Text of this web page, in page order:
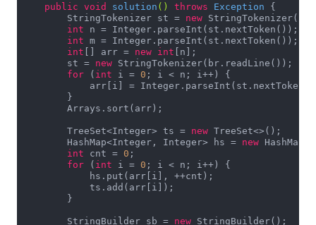
public void solution () throws Exception {
        StringTokenizer st =
new
int n = Integer.parseInt(st.nextToken());
int m = Integer.parseInt(st.nextToken());
int [] arr = new int [n];
        st =
new StringTokenizer(br.readLine());
for ( int i = 0 ; i < n; i++) {
arr[i] =
        }
        Arrays.sort(arr);
        TreeSet<Integer> ts =
new TreeSet<>();
        HashMap<Integer, Integer> hs =
new
int cnt = 0 ;
for ( int i = 0 ; i < n; i++) {
            hs.put(arr[i], ++cnt);
            ts.add(arr[i]);
        }
        StringBuilder sb =
new StringBuilder();